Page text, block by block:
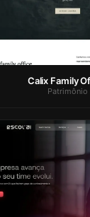
Calix Family
Patrimônio